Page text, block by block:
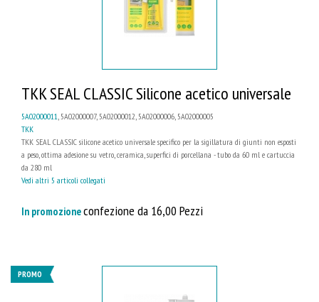
TKK SEAL CLASSIC Silicone acetico universale
5A02000011 , 5A02000007, 5A02000012, 5A02000006, 5A02000005
TKK
TKK SEAL CLASSIC silicone acetico universale specifico per la sigillatura di giunti non esposti
a peso, ottima adesione su vetro, ceramica, superfici di porcellana - tubo da 60 ml e cartuccia
da 280 ml
Vedi altri 5 articoli collegati
In promozioneconfezione da 16,00 Pezzi
PROMO